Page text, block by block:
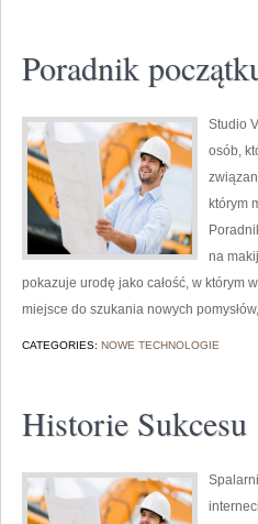
Poradnik
Studio
osób,
którym
na
pokazuje urodę jako całość, w którym
miejsce do szukania nowych pomysłów,
CATEGORIES: NOWE TECHNOLOGIE
Historie Sukcesu